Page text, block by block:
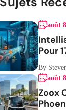
août
Pour
By
août
Zoox